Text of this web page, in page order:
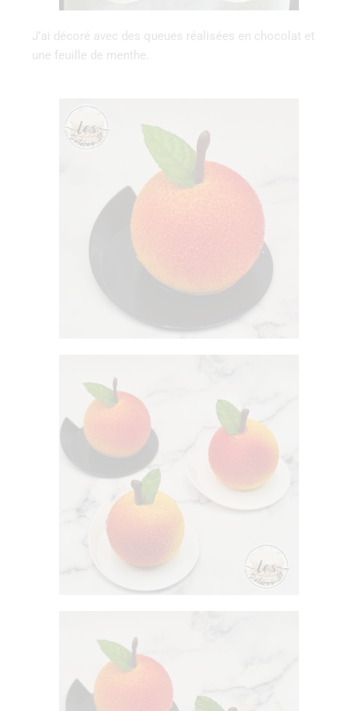
J’ai décoré avec des queues réalisées en chocolat et
une feuille de menthe.